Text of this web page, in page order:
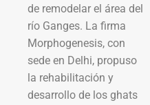
de remodelar el área del
río Ganges. La firma
Morphogenesis, con
sede en Delhi, propuso
la rehabilitación y
desarrollo de los ghats